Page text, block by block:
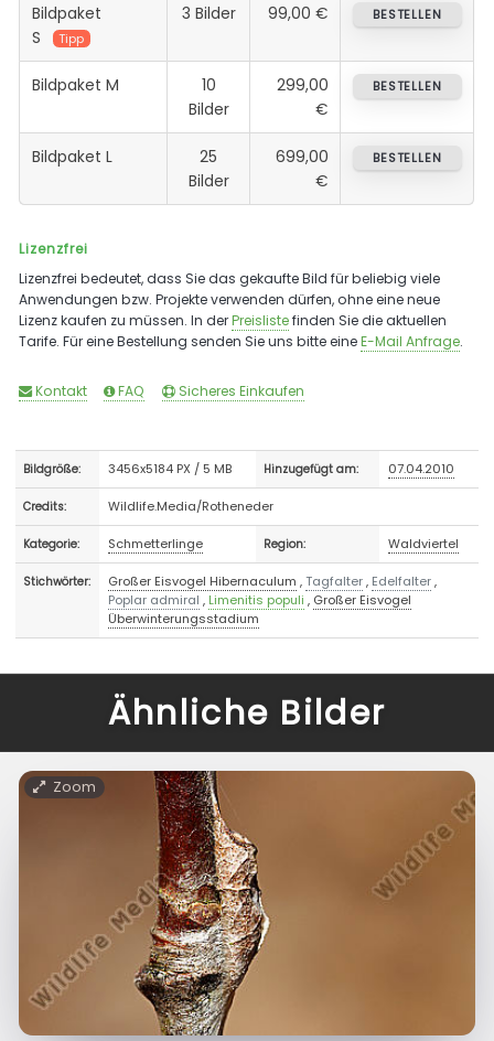
Bildpaket
S
Tipp
3 Bilder 99,00 € BESTELLEN
Bildpaket M
10
Bilder
299,00
€
BESTELLEN
Bildpaket L
25
Bilder
699,00
€
BESTELLEN
Lizenzfrei
Lizenzfrei bedeutet, dass Sie das gekaufte Bild für beliebig viele
Anwendungen bzw. Projekte verwenden dürfen, ohne eine neue
Lizenz kaufen zu müssen. In derPreislistefinden Sie die aktuellen
Tarife. Für eine Bestellung senden Sie uns bitte eineE-Mail Anfrage.
Kontakt FAQ Sicheres Einkaufen
Bildgröße: 3456x5184 PX / 5 MB Hinzugefügt am: 07.04.2010
Credits: Wildlife.Media/Rotheneder
Kategorie: Schmetterlinge Region: Waldviertel
Stichwörter: Großer Eisvogel Hibernaculum ,Tagfalter, Edelfalter,
Poplar admiral , Limenitis populi , Großer Eisvogel
Überwinterungsstadium
Ähnliche Bilder
Zoom